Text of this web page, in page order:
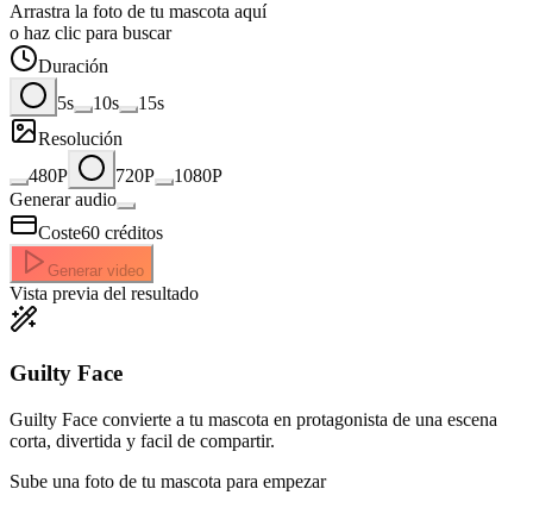
Arrastra la foto de tu mascota aquí
o haz clic para buscar
Duración
5s
10s
15s
Resolución
480P
720P
1080P
Generar audio
Coste60 créditos
Generar video
Vista previa del resultado
Guilty Face
Guilty Face convierte a tu mascota en protagonista de una escena
corta, divertida y facil de compartir.
Sube una foto de tu mascota para empezar